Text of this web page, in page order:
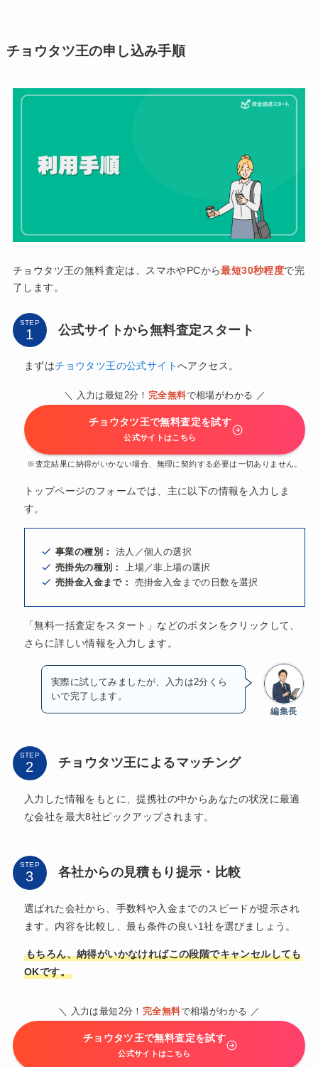
チョウタツ王の申し込み手順
チョウタツ王の無料査定は、スマホやPCから最短30秒程度で完
了します。
STEP
公式サイトから無料査定スタート
まずはチョウタツ王の公式サイトへアクセス。
＼ 入力は最短2分！ 完全無料で相場がわかる ／
チョウタツ王で無料査定を試す
公式サイトはこちら
※査定結果に納得がいかない場合、無理に契約する必要は一切ありません。
トップページのフォームでは、主に以下の情報を入力しま
す。
事業の種別：
法人／個人の選択
売掛先の種別：
上場／非上場の選択
売掛金入金まで：
売掛金入金までの日数を選択
「無料一括査定をスタート」などのボタンをクリックして、
さらに詳しい情報を入力します。
編集長
実際に試してみましたが、入力は2分くら
いで完了します。
STEP
チョウタツ王によるマッチング
入力した情報をもとに、提携社の中からあなたの状況に最適
な会社を最大8社ピックアップされます。
STEP
各社からの見積もり提示・比較
選ばれた会社から、手数料や入金までのスピードが提示され
ます。内容を比較し、最も条件の良い1社を選びましょう。
もちろん、納得がいかなければこの段階でキャンセルしても
OKです。
＼ 入力は最短2分！ 完全無料で相場がわかる ／
チョウタツ王で無料査定を試す
公式サイトはこちら